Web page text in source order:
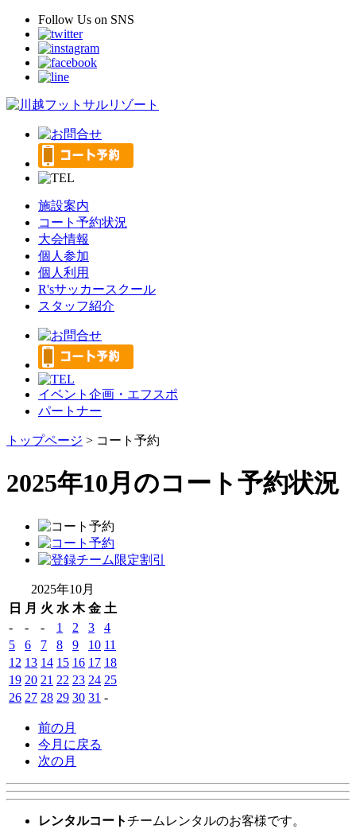
Follow Us on SNS
施設案内
コート予約状況
大会情報
個人参加
個人利用
R'sサッカースクール
スタッフ紹介
イベント企画・エフスポ
パートナー
トップページ > コート予約
2025年10月のコート予約状況
2025年10月
日
月 火 水 木 金 土
-
- - 1 2 3
4
5
6 7 8 9 10 11
12 13 14 15 16 17 18
19 20 21 22 23 24 25
26 27 28 29 30 31 -
前の月
今月に戻る
次の月
レンタルコートチームレンタルのお客様です。